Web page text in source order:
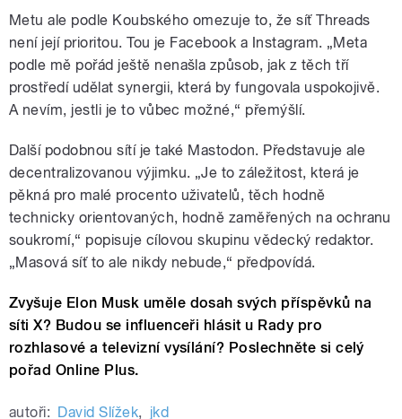
Metu ale podle Koubského omezuje to, že síť Threads
není její prioritou. Tou je Facebook a Instagram. „Meta
podle mě pořád ještě nenašla způsob, jak z těch tří
prostředí udělat synergii, která by fungovala uspokojivě.
A nevím, jestli je to vůbec možné,“ přemýšlí.
Další podobnou sítí je také Mastodon. Představuje ale
decentralizovanou výjimku. „Je to záležitost, která je
pěkná pro malé procento uživatelů, těch hodně
technicky orientovaných, hodně zaměřených na ochranu
soukromí,“ popisuje cílovou skupinu vědecký redaktor.
„Masová síť to ale nikdy nebude,“ předpovídá.
Zvyšuje Elon Musk uměle dosah svých příspěvků na
síti X? Budou se influenceři hlásit u Rady pro
rozhlasové a televizní vysílání? Poslechněte si celý
pořad Online Plus.
autoři: David Slížek, jkd